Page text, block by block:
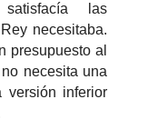
las
necesitaba.
presupuesto al
necesita una
versión inferior